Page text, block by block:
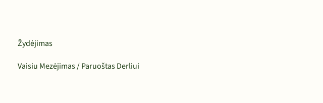
Žydėjimas
Vaisiu Mezėjimas / Paruoštas Derliui